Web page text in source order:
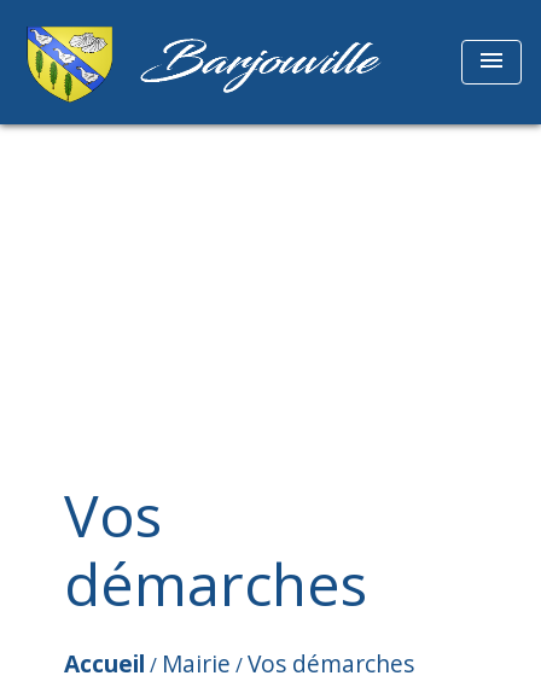
menu
Vos
démarches
Accueil / Mairie /Vos démarches